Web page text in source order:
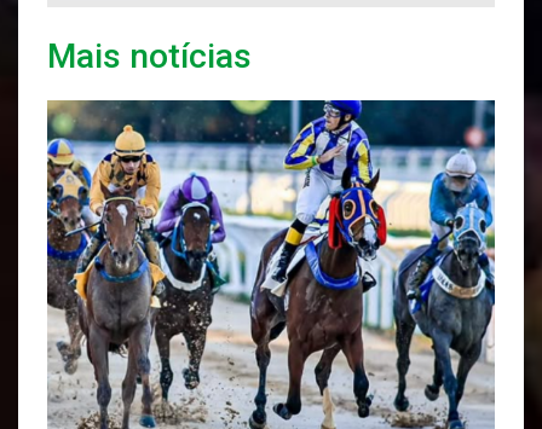
Mais notícias